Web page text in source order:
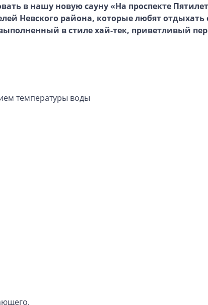
в нашу новую сауну «На проспекте
Невского района, которые любят отдыхать
в стиле хай-тек, приветливый
температуры воды